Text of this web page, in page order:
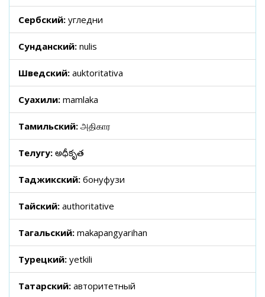
Сербский: угледни
Сунданский: nulis
Шведский: auktoritativa
Суахили: mamlaka
Тамильский: அதிகார
Телугу: అధీకృత
Таджикский: бонуфузи
Тайский: authoritative
Тагальский: makapangyarihan
Турецкий: yetkili
Татарский: авторитетный